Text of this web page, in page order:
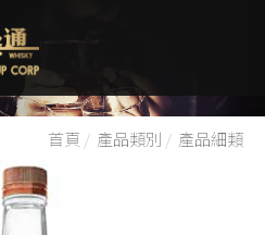
首頁 / 產品類別 / 產品細類